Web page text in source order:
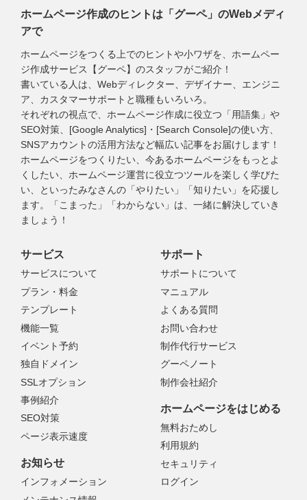
ホームページ作成のヒントは「グーペ」のWebメディ
アで
ホームページをつくる上でのヒントや小ワザを、ホームペー
ジ作成サービス【グーペ】のスタッフがご紹介！
書いている人は、Webディレクター、デザイナー、エンジニ
ア、カスタマーサポートと職種もいろいろ。
それぞれの視点で、ホームページ作成に役立つ「用語集」や
SEO対策、[Google Analytics]・[Search Console]の使い方、
SNSアカウントの活用方法など幅広い記事をお届けします！
ホームページをつくりたい、今あるホームページをもっとよ
くしたい、ホームページ運営に役立つツールを楽しく学びた
い、といったみなさんの「やりたい」「知りたい」を応援し
ます。「こまった」「わからない」は、一緒に解決していき
ましょう！
サービス
サービスについて
プラン・料金
テンプレート
機能一覧
イベント予約
独自ドメイン
SSLオプション
事例紹介
SEO対策
ページ表示速度
サポート
サポートについて
マニュアル
よくある質問
お問い合わせ
制作代行サービス
グーペノート
制作会社紹介
お知らせ
インフォメーション
ホームページをはじめる
無料おためし
利用規約
セキュリティ
ログイン